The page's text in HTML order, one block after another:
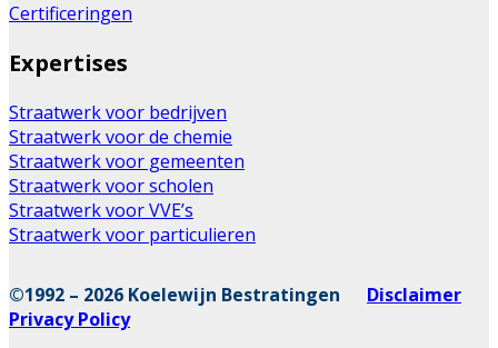
Certificeringen
Expertises
Straatwerk voor bedrijven
Straatwerk voor de chemie
Straatwerk voor gemeenten
Straatwerk voor scholen
Straatwerk voor VVE’s
Straatwerk voor particulieren
©1992 – 2026 Koelewijn Bestratingen Disclaimer
Privacy Policy